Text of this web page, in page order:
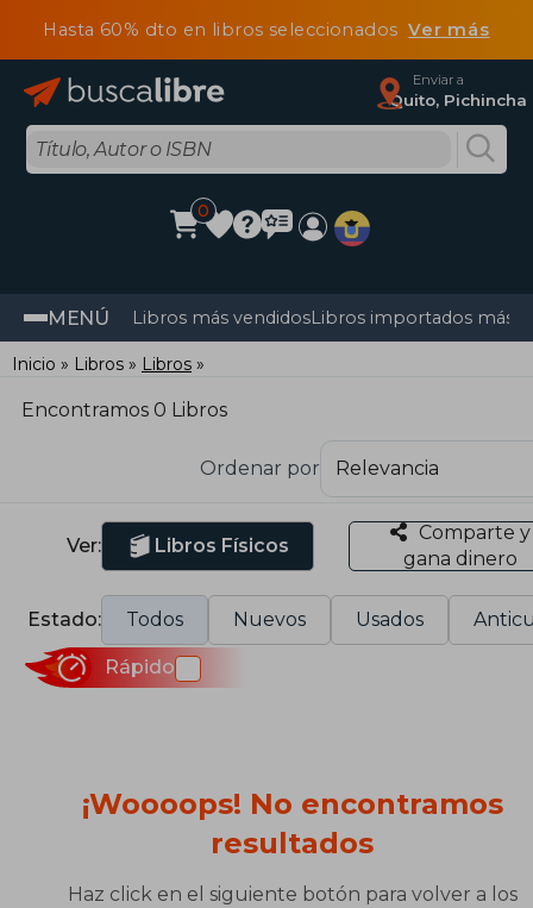
Hasta 60% dto en libros seleccionadosVer más
Enviar a
Quito, Pichincha
0
MENÚ Libros más vendidosLibros importados más
Inicio Libros Libros
Encontramos 0 Libros
Ordenar por
Ver: Libros Físicos
Comparte y
gana dinero
Estado: Todos Nuevos Usados
Rápido
¡Woooops! No encontramos
resultados
Haz click en el siguiente botón para volver a los